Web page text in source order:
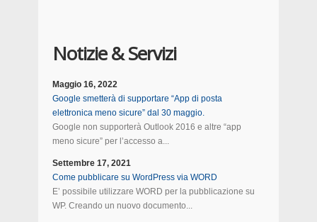
Notizie & Servizi
Maggio 16, 2022
Google smetterà di supportare “App di posta
elettronica meno sicure” dal 30 maggio.
Google non supporterà Outlook 2016 e altre “app
meno sicure” per l’accesso a...
Settembre 17, 2021
Come pubblicare su WordPress via WORD
E’ possibile utilizzare WORD per la pubblicazione su
WP. Creando un nuovo documento...